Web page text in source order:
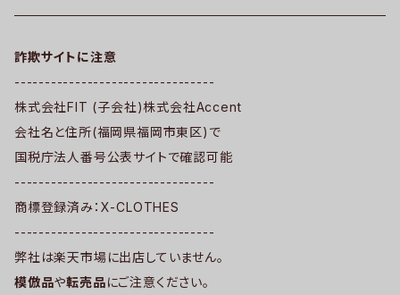
詐欺サイトに注意
---------------------------------
株式会社FIT (子会社)株式会社Accent
会社名と住所(福岡県福岡市東区)で
国税庁法人番号公表サイトで確認可能
---------------------------------
商標登録済み：X-CLOTHES
---------------------------------
弊社は楽天市場に出店していません。
模倣品や転売品にご注意ください。